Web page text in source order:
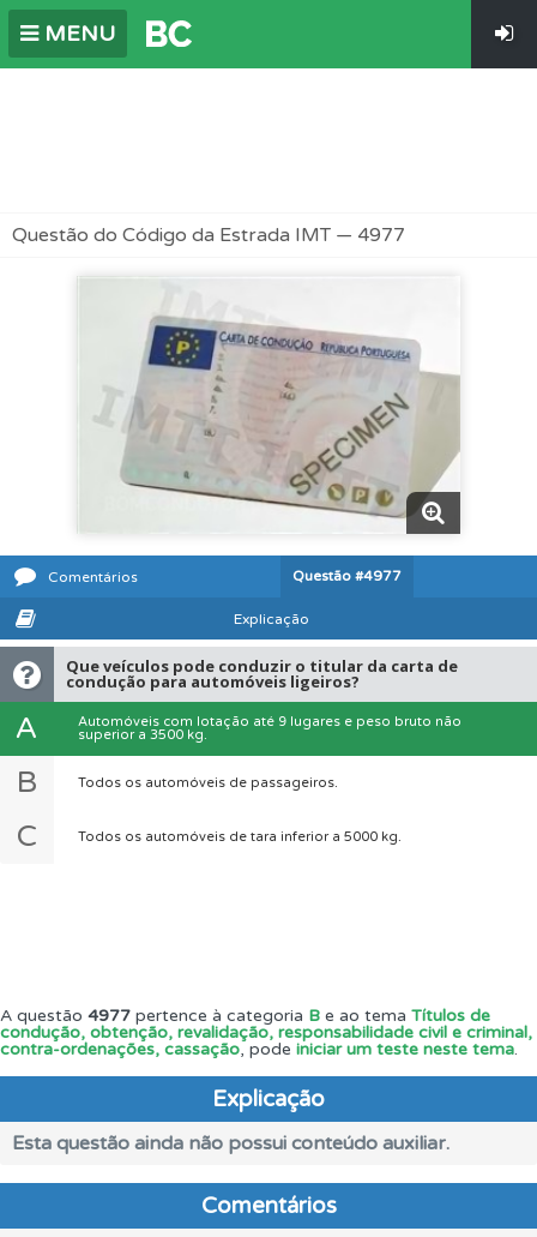
MENU
Questão do Código da Estrada IMT — 4977
Comentários Questão #4977
Explicação
Que veículos pode conduzir o titular da carta de
condução para automóveis ligeiros?
A
Automóveis com lotação até 9 lugares e peso bruto não
superior a 3500 kg.
B Todos os automóveis de passageiros.
C Todos os automóveis de tara inferior a 5000 kg.
A questão 4977 pertence à categoria B e ao tema Títulos de
condução, obtenção, revalidação, responsabilidade civil e criminal,
contra-ordenações, cassação, pode iniciar um teste neste tema.
Explicação
Esta questão ainda não possui conteúdo auxiliar.
Comentários